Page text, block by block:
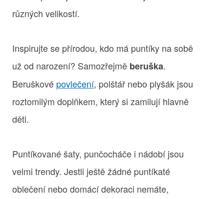
různých velikostí.
Inspirujte se přírodou, kdo má puntíky na sobě
už od narození? Samozřejmě beruška.
Beruškové povlečení, polštář nebo plyšák jsou
roztomilým doplňkem, který si zamilují hlavně
děti.
Puntíkované šaty, punčocháče i nádobí jsou
velmi trendy. Jestli ještě žádné puntíkaté
oblečení nebo domácí dekoraci nemáte,